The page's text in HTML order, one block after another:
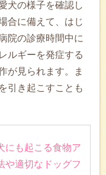
犬の様子を確認し
合に備えて、はじ
院の診療時間中に
ルギーを発症する
が見られます。ま
引き起こすことも
にも起こる食物ア
や適切なドッグフ